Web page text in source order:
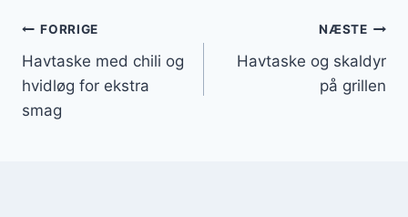
Indlægsnavigation
FORRIGE
Havtaske med chili og
hvidløg for ekstra
smag
NÆSTE
Havtaske og skaldyr
på grillen